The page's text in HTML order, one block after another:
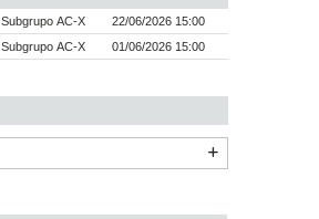
Subgrupo AC-X
22/06/2026 15:00
Subgrupo AC-X 01/06/2026 15:00